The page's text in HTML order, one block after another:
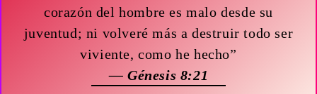
corazón del hombre es malo desde su
juventud; ni volveré más a destruir todo ser
viviente, como he hecho”
— Génesis 8:21